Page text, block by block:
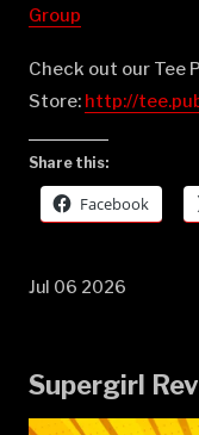
Group⁠⁠⁠⁠⁠⁠⁠⁠⁠⁠⁠⁠⁠⁠⁠⁠⁠⁠⁠⁠⁠⁠⁠⁠⁠⁠⁠⁠⁠⁠⁠⁠⁠⁠⁠⁠⁠⁠⁠⁠⁠⁠⁠⁠⁠⁠⁠⁠⁠⁠⁠⁠⁠⁠⁠⁠⁠⁠⁠⁠⁠⁠⁠⁠⁠⁠⁠⁠⁠⁠⁠⁠⁠⁠⁠⁠
Check out our Tee
Store: ⁠⁠⁠⁠⁠⁠⁠⁠⁠⁠⁠⁠⁠⁠⁠⁠⁠⁠⁠⁠⁠⁠⁠⁠⁠⁠⁠⁠⁠⁠⁠⁠⁠⁠⁠⁠⁠⁠⁠⁠⁠⁠⁠⁠⁠⁠⁠⁠⁠⁠⁠⁠⁠⁠⁠⁠⁠⁠⁠⁠⁠⁠⁠⁠⁠⁠⁠⁠⁠⁠⁠⁠⁠⁠⁠⁠http://
Share this:
Facebook
Jul 06 2026
Supergirl